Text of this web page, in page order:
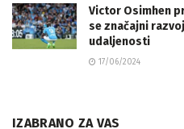
Victor Osimhen
se značajni
udaljenosti
17/06/2024
IZABRANO ZA VAS